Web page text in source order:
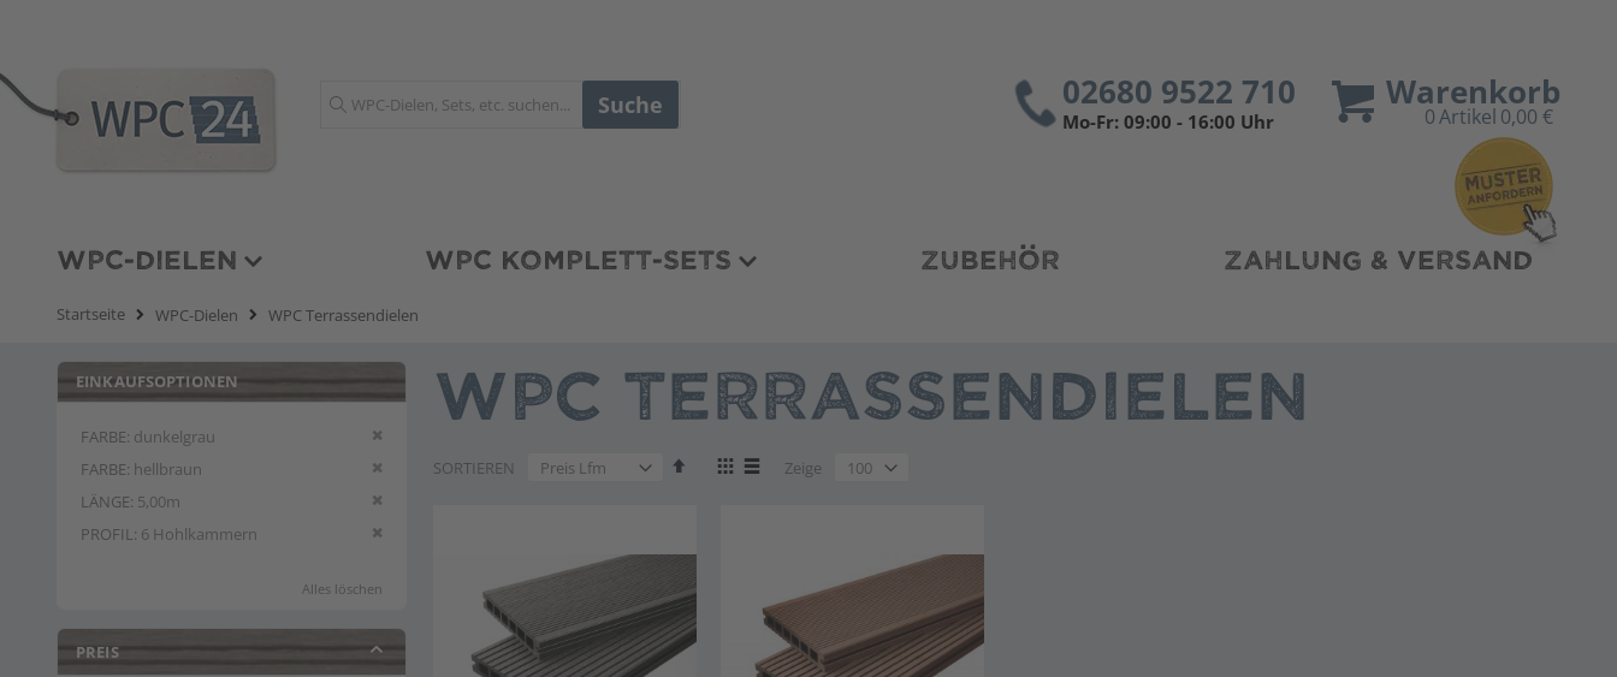
Warenkorb
0Artikel 0,00 €
Suche 02680 9522 710
Mo-Fr: 09:00 - 16:00 Uhr
WPC-DIELEN WPC KOMPLETT-SETS ZUBEHÖR ZAHLUNG & VERSAND
Startseite WPC-Dielen WPC Terrassendielen
WPC TERRASSENDIELEN
SORTIEREN
AbsteigendAnzeigen
Zeige
EINKAUFSOPTIONEN
FARBE dunkelgrau
Diesen Artikel entfernen
FARBE hellbraun
Diesen Artikel entfernen
LÄNGE 5,00m
Diesen Artikel entfernen
PROFIL 6 Hohlkammern Diesen Artikel entfernen
Alles löschen
PREIS